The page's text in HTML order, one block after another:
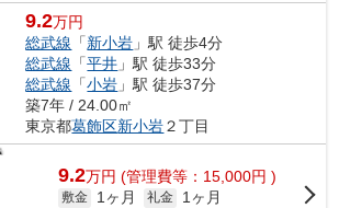
9.2万円
総武線 「新小岩 」駅 徒歩4分
総武線 「平井 」駅 徒歩33分
総武線 「小岩 」駅 徒歩37分
築7年 / 24.00㎡
東京都葛飾区新小岩２丁目
9.2万円 (管理費等：15,000円 )
敷金 1ヶ月 礼金
1ヶ月